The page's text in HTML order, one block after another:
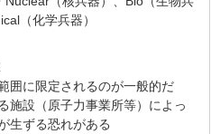
（化学兵器）
囲に限定されるのが一般的だ
施設（原子力事業所等）によっ
生ずる恐れがある